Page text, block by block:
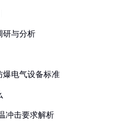
研与分析
爆电气设备标准
冲击要求解析